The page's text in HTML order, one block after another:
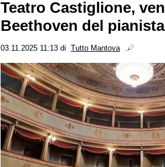
Teatro Castiglione,
Beethoven del
03.11.2025 11:13 di Tutto Mantova